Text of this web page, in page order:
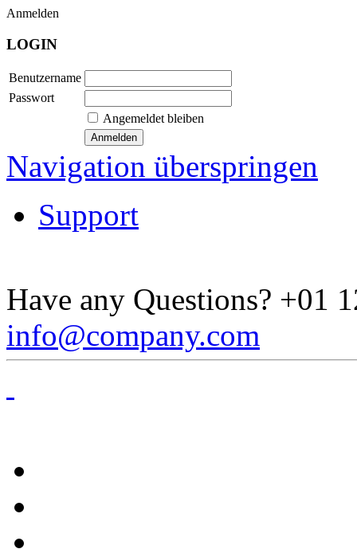
Anmelden
LOGIN
Benutzername
Passwort
Angemeldet bleiben
Navigation überspringen
Support
Have any Questions? +01
info@company.com